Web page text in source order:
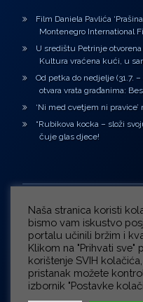
Film Daniela Pavlića
Montenegro International
U središtu Petrinje
Kultura vraćena kući, u
Od petka do nedjelje (31.7.
otvara vrata građanima:
‘Ni med cvetjem ni
“Rubikova kocka – složi
čuje glas djece!
Naša stranica koristi
bismo vam iskustvo
portalu učinili bržim i
Klikom na "Prihvati sve"
korištenje SVIH
pristanak možete
izbornik "Postavke